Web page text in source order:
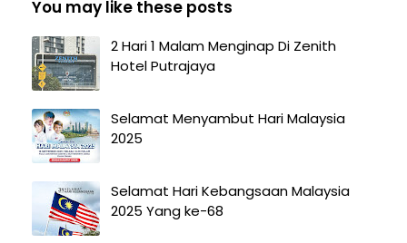
You may like these posts
2 Hari 1 Malam Menginap Di Zenith
Hotel Putrajaya
Selamat Menyambut Hari Malaysia
2025
Selamat Hari Kebangsaan Malaysia
2025 Yang ke-68